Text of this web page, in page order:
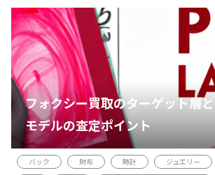
フォクシー買取のターゲット層
モデルの査定ポイント
バック 財布 時計 ジュエリー